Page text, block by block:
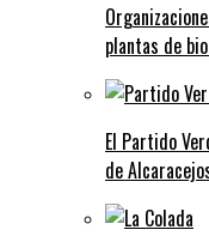
plantas de
El Partido
de